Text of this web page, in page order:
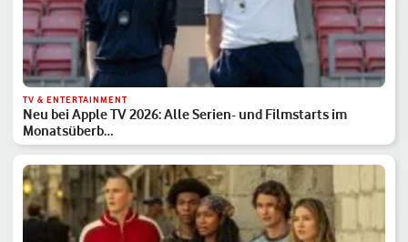
TV & ENTERTAINMENT
Neu bei Apple TV 2026: Alle Serien- und Filmstarts im
Monatsüberb…